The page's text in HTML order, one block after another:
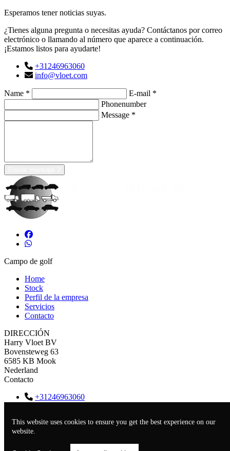
This website uses cookies to ensure you get the best experience on our
website.
Esperamos tener noticias suyas.
¿Tienes alguna pregunta o necesitas ayuda? Contáctanos por correo
electrónico o llamando al número que aparece a continuación.
¡Estamos listos para ayudarte!
+31246963060
info@vloet.com
Name *
E-mail *
Phonenumber
Message *
Campo de golf
Home
Stock
Perfil de la empresa
Servicios
Contacto
DIRECCIÓN
Harry Vloet BV
Bovensteweg 63
6585 KB Mook
Nederland
Contacto
+31246963060
BTWNL006657618B01